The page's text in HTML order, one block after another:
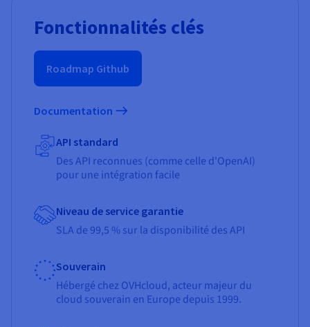
Fonctionnalités clés
Roadmap Github
Documentation
API standard
Des API reconnues (comme celle d'OpenAI)
pour une intégration facile
Niveau de service garantie
SLA de 99,5 % sur la disponibilité des API
Souverain
Hébergé chez OVHcloud, acteur majeur du
cloud souverain en Europe depuis 1999.